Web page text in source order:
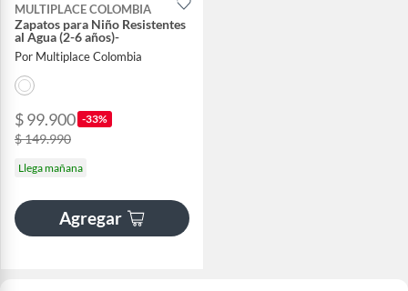
MULTIPLACE COLOMBIA
Zapatos para Niño Resistentes
al Agua (2-6 años)-
Por Multiplace Colombia
$ 99.900 -33%
$ 149.990
Llega mañana
Agregar